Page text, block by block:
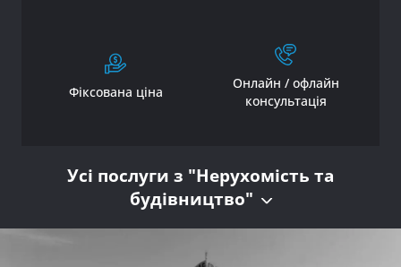
Фіксована ціна
Онлайн / офлайн
консультація
Усі послуги з "Нерухомість та
будівництво"